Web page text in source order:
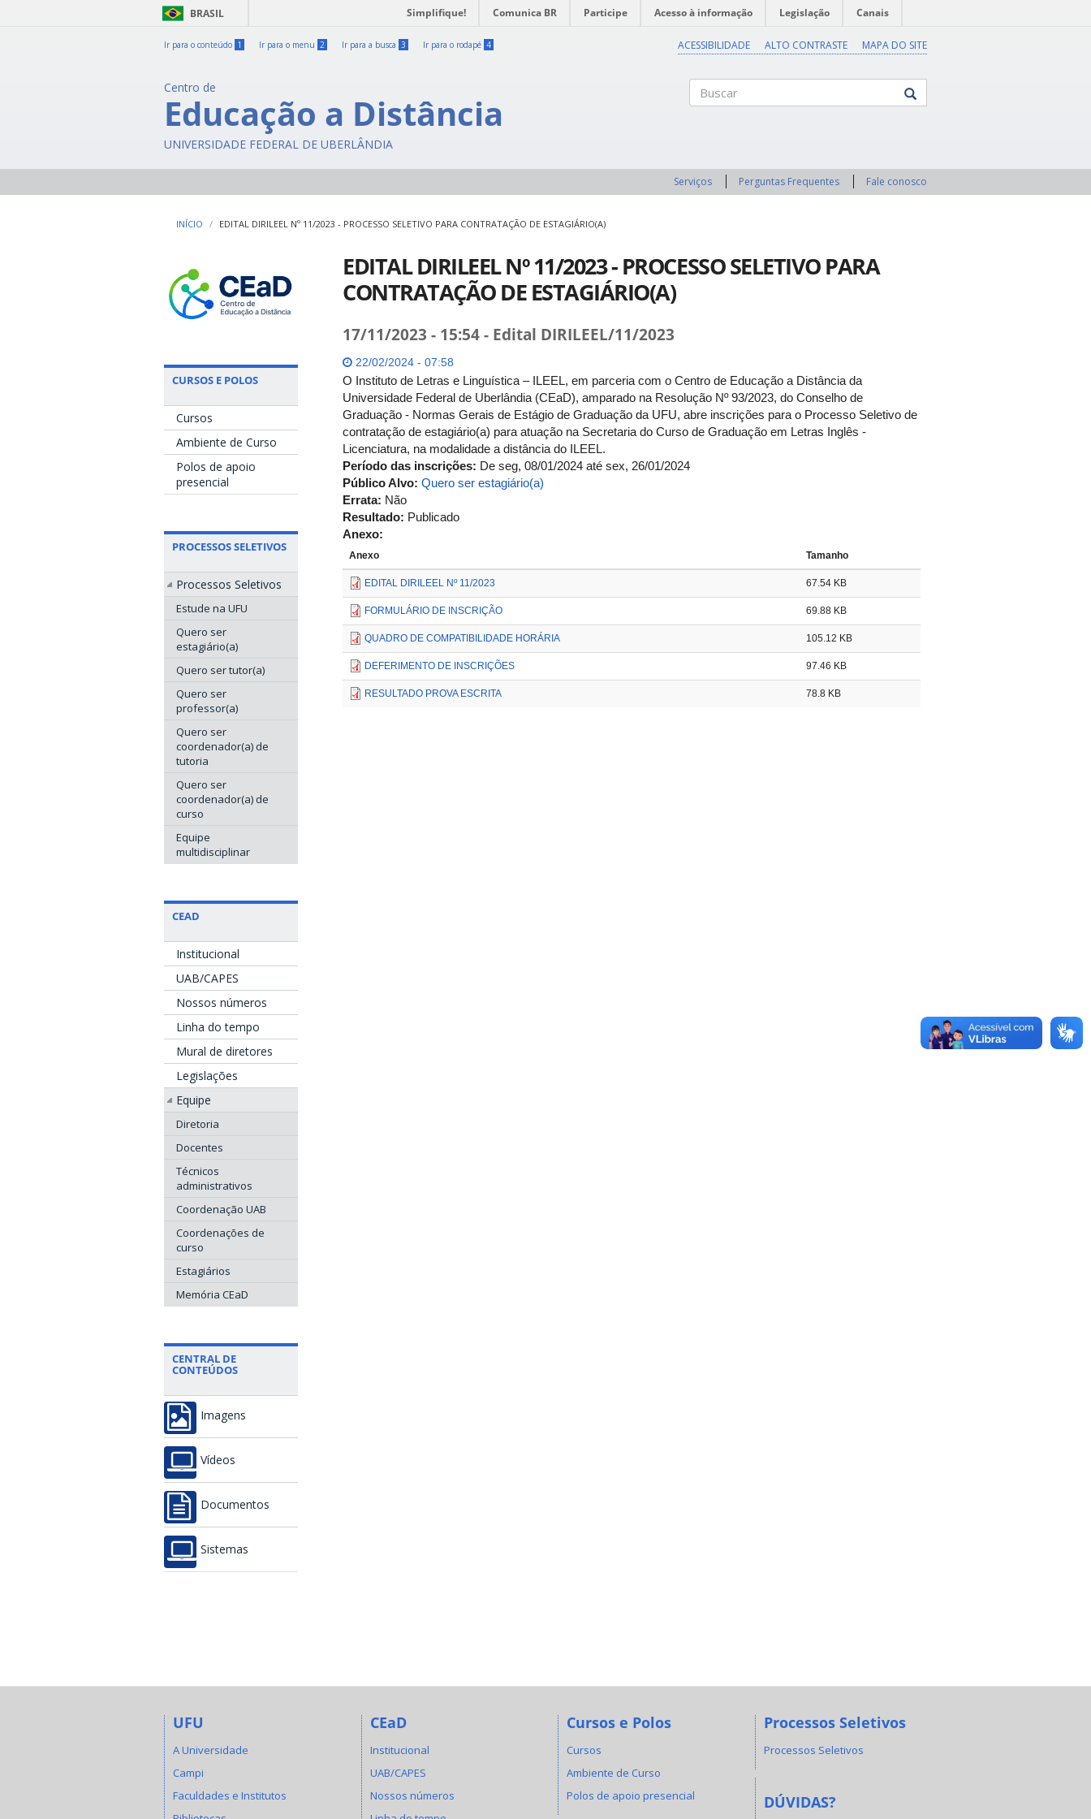
BRASIL Simplifique! Comunica BR Participe Acesso à informação Legislação Canais
Ir para o conteúdo 1 Ir para o menu 2 Ir para a busca 3 Ir para o rodapé 4 ACESSIBILIDADE ALTO CONTRASTE MAPA DO SITE
Centro de
Educação a Distância
UNIVERSIDADE FEDERAL DE UBERLÂNDIA
Serviços Perguntas Frequentes Fale conosco
INÍCIO EDITAL DIRILEEL Nº 11/2023 - PROCESSO SELETIVO PARA CONTRATAÇÃO DE ESTAGIÁRIO(A)
CURSOS E POLOS
Cursos
Ambiente de Curso
Polos de apoio
presencial
PROCESSOS SELETIVOS
Processos Seletivos
Estude na UFU
Quero ser
estagiário(a)
Quero ser tutor(a)
Quero ser
professor(a)
Quero ser
coordenador(a) de
tutoria
Quero ser
coordenador(a) de
curso
Equipe
multidisciplinar
CEAD
Institucional
UAB/CAPES
Nossos números
Linha do tempo
Mural de diretores
Legislações
Equipe
Diretoria
Docentes
Técnicos
administrativos
Coordenação UAB
Coordenações de
curso
Estagiários
Memória CEaD
CENTRAL DE
CONTEÚDOS
Imagens
Vídeos
Documentos
Sistemas
EDITAL DIRILEEL Nº 11/2023 - PROCESSO SELETIVO PARA
CONTRATAÇÃO DE ESTAGIÁRIO(A)
17/11/2023 - 15:54 - Edital DIRILEEL/11/2023
22/02/2024 - 07:58
O Instituto de Letras e Linguística – ILEEL, em parceria com o Centro de Educação a Distância da
Universidade Federal de Uberlândia (CEaD), amparado na Resolução Nº 93/2023, do Conselho de
Graduação - Normas Gerais de Estágio de Graduação da UFU, abre inscrições para o Processo Seletivo de
contratação de estagiário(a) para atuação na Secretaria do Curso de Graduação em Letras Inglês -
Licenciatura, na modalidade a distância do ILEEL.
Período das inscrições: De seg, 08/01/2024 até sex, 26/01/2024
Público Alvo: Quero ser estagiário(a)
Errata: Não
Resultado: Publicado
Anexo:
Anexo Tamanho
EDITAL DIRILEEL Nº 11/2023 67.54 KB
FORMULÁRIO DE INSCRIÇÃO 69.88 KB
QUADRO DE COMPATIBILIDADE HORÁRIA 105.12 KB
DEFERIMENTO DE INSCRIÇÕES 97.46 KB
RESULTADO PROVA ESCRITA 78.8 KB
UFU
A Universidade
Campi
Faculdades e Institutos
CEaD
Institucional
UAB/CAPES
Nossos números
Cursos e Polos
Cursos
Ambiente de Curso
Polos de apoio presencial
Processos Seletivos
Processos Seletivos
DÚVIDAS?